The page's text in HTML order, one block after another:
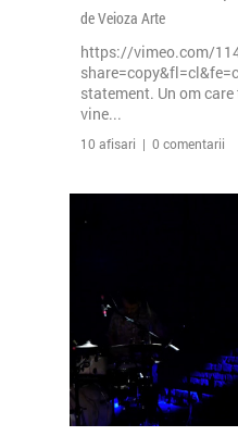
de Veioza Arte
https://vimeo.com/
statement. Un om
vine...
10 afisari | 0 comentarii